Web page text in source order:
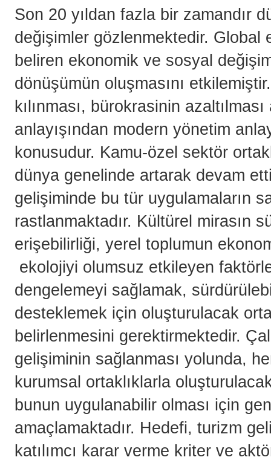
Son 20 yıldan fazla bir zamandır
değişimler gözlenmektedir. Global
beliren ekonomik ve sosyal
dönüşümün oluşmasını
kılınması, bürokrasinin
anlayışından modern yönetim
konusudur. Kamu-özel sektör
dünya genelinde artarak devam
gelişiminde bu tür uygulamaların
rastlanmaktadır. Kültürel mirasın
erişebilirliği, yerel toplumun
ekolojiyi olumsuz etkileyen
dengelemeyi sağlamak,
desteklemek için oluşturulacak
belirlenmesini gerektirmektedir.
gelişiminin sağlanması yolunda,
kurumsal ortaklıklarla
bunun uygulanabilir olması için
amaçlamaktadır. Hedefi, turizm
katılımcı karar verme kriter ve